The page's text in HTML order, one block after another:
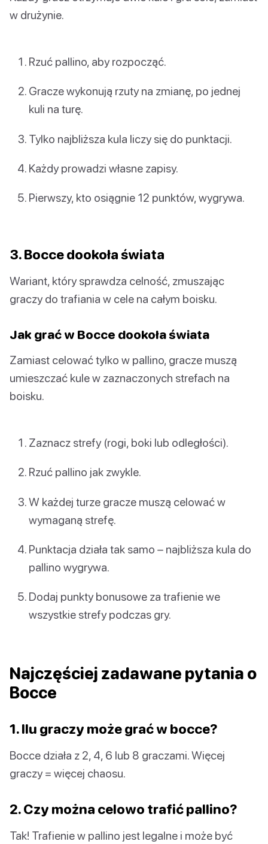
w drużynie.
Rzuć pallino, aby rozpocząć.
Gracze wykonują rzuty na zmianę, po jednej
kuli na turę.
Tylko najbliższa kula liczy się do punktacji.
Każdy prowadzi własne zapisy.
Pierwszy, kto osiągnie 12 punktów, wygrywa.
3. Bocce dookoła świata
Wariant, który sprawdza celność, zmuszając
graczy do trafiania w cele na całym boisku.
Jak grać w Bocce dookoła świata
Zamiast celować tylko w pallino, gracze muszą
umieszczać kule w zaznaczonych strefach na
boisku.
Zaznacz strefy (rogi, boki lub odległości).
Rzuć pallino jak zwykle.
W każdej turze gracze muszą celować w
wymaganą strefę.
Punktacja działa tak samo – najbliższa kula do
pallino wygrywa.
Dodaj punkty bonusowe za trafienie we
wszystkie strefy podczas gry.
Najczęściej zadawane pytania o
Bocce
1. Ilu graczy może grać w bocce?
Bocce działa z 2, 4, 6 lub 8 graczami. Więcej
graczy = więcej chaosu.
2. Czy można celowo trafić pallino?
Tak! Trafienie w pallino jest legalne i może być